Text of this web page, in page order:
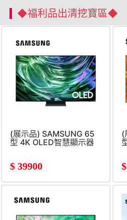
◆福利品出清挖寶區◆
(展示品) SAMSUNG 65
型 4K OLED智慧顯示器
$ 39900
(
$